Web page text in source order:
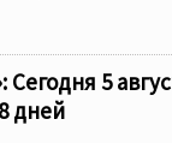
5
дней